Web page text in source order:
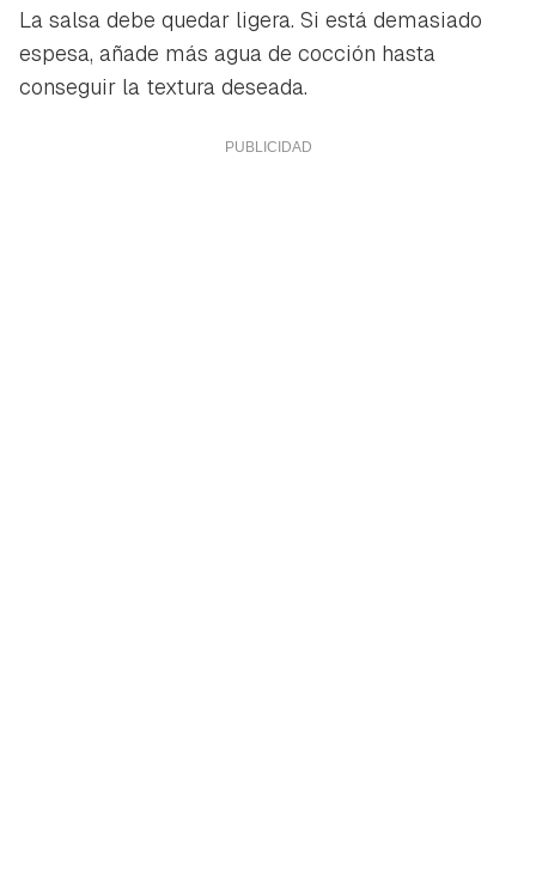
La salsa debe quedar ligera. Si está demasiado
espesa, añade más agua de cocción hasta
conseguir la textura deseada.